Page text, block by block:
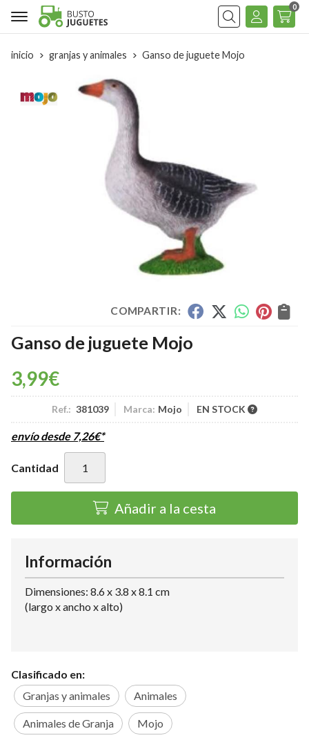
Buscar
0
inicio granjas y animales Ganso de juguete Mojo
COMPARTIR:
Ganso de juguete Mojo
3,99€
Ref.: 381039 Marca: Mojo EN STOCK
envío desde 7,26€*
Cantidad
Añadir a la cesta
Información
Dimensiones: 8.6 x 3.8 x 8.1 cm
(largo x ancho x alto)
Clasificado en:
Granjas y animales
Animales
Animales de Granja Mojo